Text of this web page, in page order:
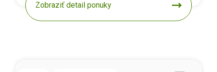
Zobraziť detail ponuky